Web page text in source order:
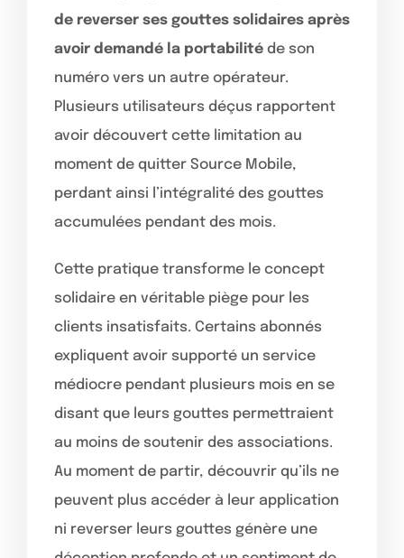
de reverser ses gouttes solidaires après
avoir demandé la portabilité de son
numéro vers un autre opérateur.
Plusieurs utilisateurs déçus rapportent
avoir découvert cette limitation au
moment de quitter Source Mobile,
perdant ainsi l’intégralité des gouttes
accumulées pendant des mois.
Cette pratique transforme le concept
solidaire en véritable piège pour les
clients insatisfaits. Certains abonnés
expliquent avoir supporté un service
médiocre pendant plusieurs mois en se
disant que leurs gouttes permettraient
au moins de soutenir des associations.
Au moment de partir, découvrir qu’ils ne
peuvent plus accéder à leur application
ni reverser leurs gouttes génère une